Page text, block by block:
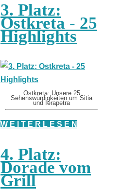
3. Platz:
Ostkreta - 25
Highlights
Ostkreta: Unsere 25
Sehenswürdigkeiten um Sitia
und Ierapetra
W E I T E R L E S E N
4. Platz:
Dorade vom
Grill